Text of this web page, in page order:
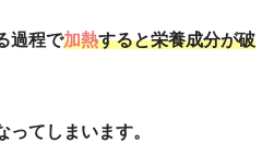
過程で加熱すると栄養成分が破
てしまいます。